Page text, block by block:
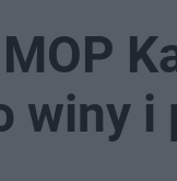
winy i